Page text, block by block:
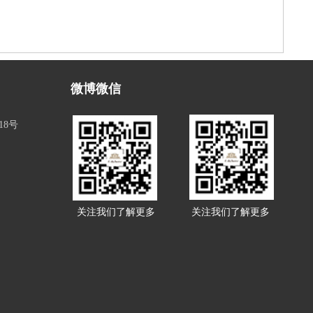
号
微博微信
关注我们了解更多 关注我们了解更多